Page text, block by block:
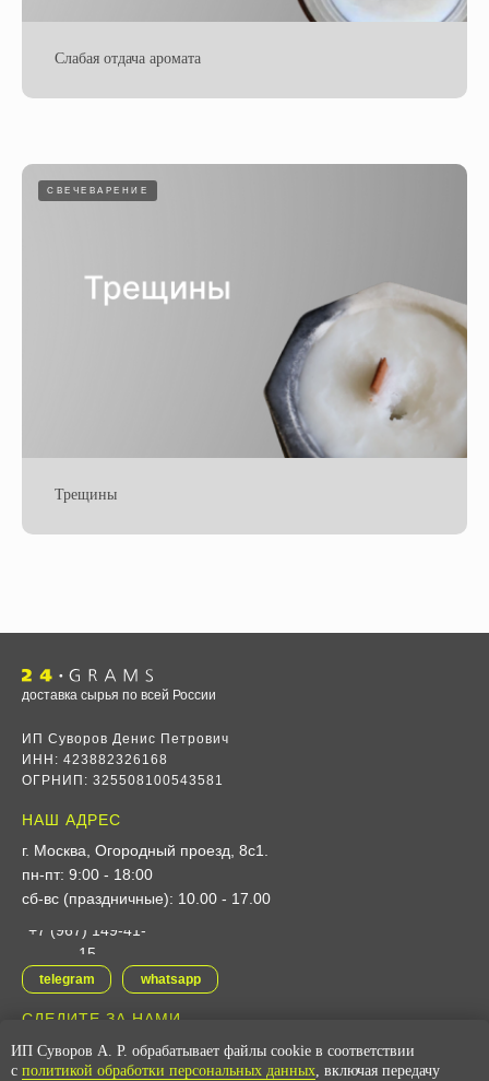
Слабая отдача аромата
СВЕЧЕВАРЕНИЕ
Трещины
НАШ АДРЕС
г. Москва, Огородный проезд, 8с1
пн-пт: 9:00 - 18:00
сб-вс (праздничные): 10.00 - 17.00
СЛЕДИТЕ ЗА НАМИ
доставка сырья по всей России
ИП Суворов Денис Петрович
ИНН: 423882326168
ОГРНИП: 325508100543581
vk youtube
+7 (967) 149-41-
15
telegram whatsapp
ИП Суворов А. Р. обрабатывает файлы cookie в соответствии
с политикой обработки персональных данных, включая передачу